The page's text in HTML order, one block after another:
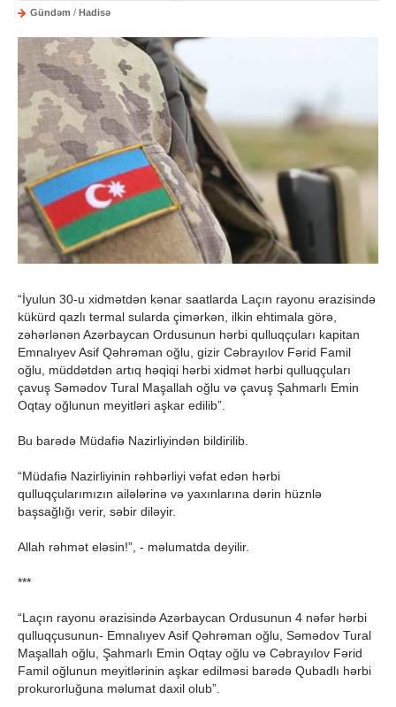
Gündəm / Hadisə
“İyulun 30-u xidmətdən kənar saatlarda Laçın rayonu ərazisində
kükürd qazlı termal sularda çimərkən, ilkin ehtimala görə,
zəhərlənən Azərbaycan Ordusunun hərbi qulluqçuları kapitan
Emnalıyev Asif Qəhrəman oğlu, gizir Cəbrayılov Fərid Famil
oğlu, müddətdən artıq həqiqi hərbi xidmət hərbi qulluqçuları
çavuş Səmədov Tural Maşallah oğlu və çavuş Şahmarlı Emin
Oqtay oğlunun meyitləri aşkar edilib”.
Bu barədə Müdafiə Nazirliyindən bildirilib.
“Müdafiə Nazirliyinin rəhbərliyi vəfat edən hərbi
qulluqçularımızın ailələrinə və yaxınlarına dərin hüznlə
başsağlığı verir, səbir diləyir.
Allah rəhmət eləsin!”, - məlumatda deyilir.
***
“Laçın rayonu ərazisində Azərbaycan Ordusunun 4 nəfər hərbi
qulluqçusunun- Emnalıyev Asif Qəhrəman oğlu, Səmədov Tural
Maşallah oğlu, Şahmarlı Emin Oqtay oğlu və Cəbrayılov Fərid
Famil oğlunun meyitlərinin aşkar edilməsi barədə Qubadlı hərbi
prokurorluğuna məlumat daxil olub”.